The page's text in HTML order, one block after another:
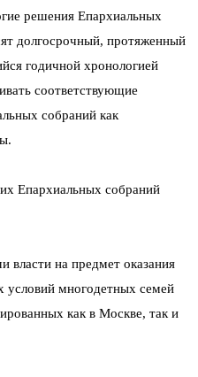
решения Епархиальных
долгосрочный, протяженный
годичной хронологией
соответствующие
собраний как
Епархиальных собраний
власти на предмет оказания
многодетных семей
как в Москве, так и